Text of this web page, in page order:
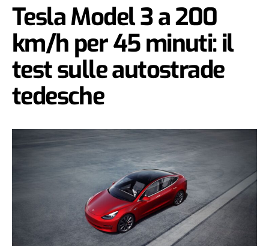
Tesla Model 3 a 200
km/h per 45 minuti: il
test sulle autostrade
tedesche